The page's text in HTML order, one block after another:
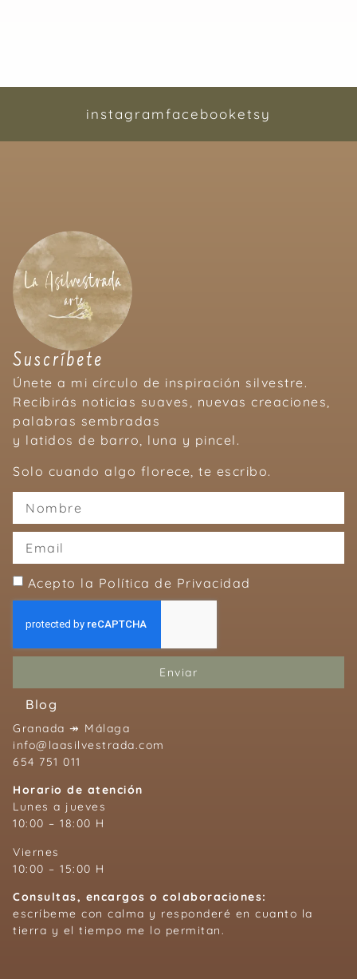
instagramfacebooketsy
Suscríbete
Únete a mi círculo de inspiración silvestre.
Recibirás noticias suaves, nuevas creaciones,
palabras sembradas
y latidos de barro, luna y pincel.
Solo cuando algo florece, te escribo.
Acepto la Política de Privacidad
Enviar
Blog
Granada ↠ Málaga
info@laasilvestrada.com
654 751 011
Horario de atención
Lunes a jueves
10:00 – 18:00 H
Viernes
10:00 – 15:00 H
Consultas, encargos o colaboraciones:
escríbeme con calma y responderé en cuanto la
tierra y el tiempo me lo permitan.